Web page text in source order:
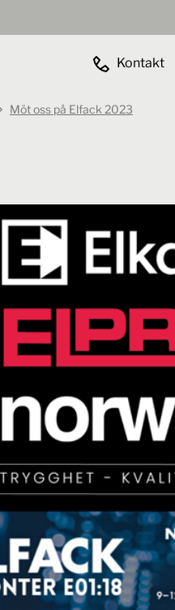
Kontakt
Möt oss på Elfack 2023